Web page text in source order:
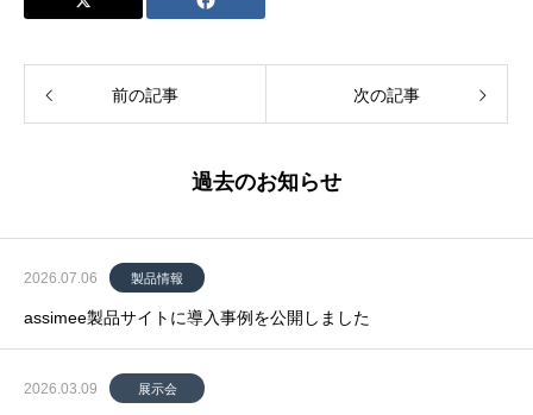
前の記事 次の記事
過去のお知らせ
2026.07.06 製品情報
assimee製品サイトに導入事例を公開しました
2026.03.09 展示会